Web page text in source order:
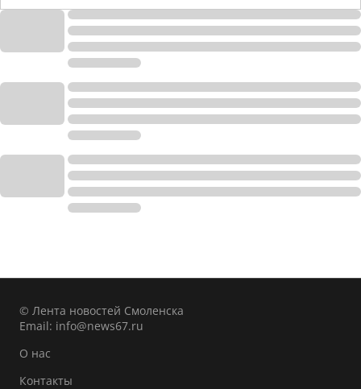
© Лента новостей Смоленска
Email: info@news67.ru
О нас
Контакты